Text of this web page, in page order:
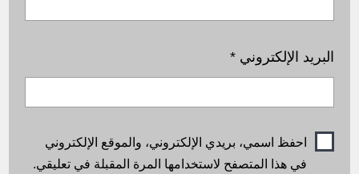
البريد الإلكتروني*
احفظ اسمي، بريدي الإلكتروني، والموقع الإلكتروني
في هذا المتصفح لاستخدامها المرة المقبلة في تعليقي.